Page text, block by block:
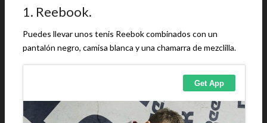
1. Reebook.
Puedes llevar unos tenis Reebok combinados con un
pantalón negro, camisa blanca y una chamarra de mezclilla.